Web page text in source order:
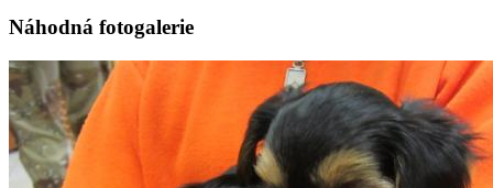
Náhodná fotogalerie